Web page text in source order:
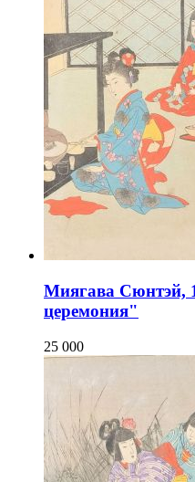
Миягава Сюнтэй,
церемония"
25 000